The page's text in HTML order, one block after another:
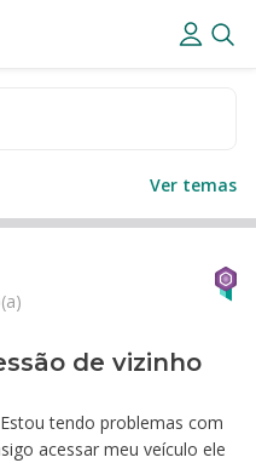
Ver temas
de vizinho
tendo problemas com
acessar meu veículo ele